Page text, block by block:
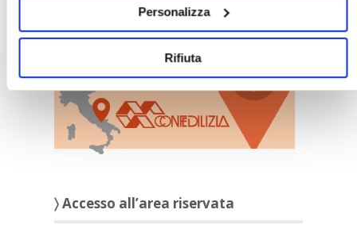
Personalizza
Rifiuta
〉 Sedi Territoriali
〉 Accesso all’area riservata